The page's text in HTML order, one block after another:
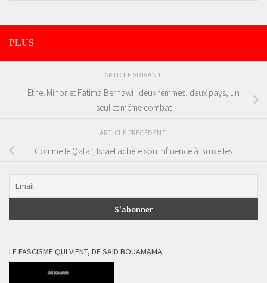
PLUS
ARTICLE SUIVANT
Ethel Minor et Fatima Bernawi : deux femmes, deux pays, un
seul et même combat
ARTICLE PRÉCÉDENT
Comme le Qatar, Israël achète son influence à Bruxelles
LE FASCISME QUI VIENT, DE SAÏD BOUAMAMA